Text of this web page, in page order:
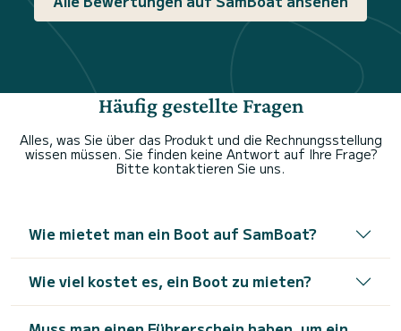
Häufig gestellte Fragen
Alles, was Sie über das Produkt und die Rechnungsstellung
wissen müssen. Sie finden keine Antwort auf Ihre Frage?
Bitte kontaktieren Sie uns.
Wie mietet man ein Boot auf SamBoat?
Wie viel kostet es, ein Boot zu mieten?